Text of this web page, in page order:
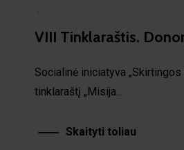
VIII Tinklaraštis.
Socialinė iniciatyva
tinklaraštį „Misija...
Skaityti toliau